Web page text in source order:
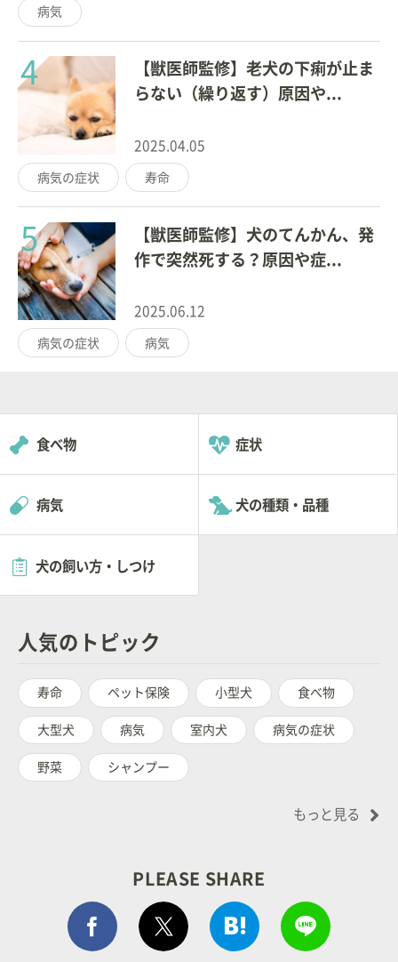
病気
4
【獣医師監修】老犬の下痢が止ま
らない（繰り返す）原因や...
2025.04.05
病気の症状 寿命
5
【獣医師監修】犬のてんかん、発
作で突然死する？原因や症...
2025.06.12
病気の症状 病気
食べ物 症状
病気 犬の種類・品種
犬の飼い方・しつけ
人気のトピック
寿命 ペット保険 小型犬 食べ物
大型犬 病気 室内犬 病気の症状
野菜 シャンプー
もっと見る
PLEASE SHARE
Facebook シェア はてぶでシェア